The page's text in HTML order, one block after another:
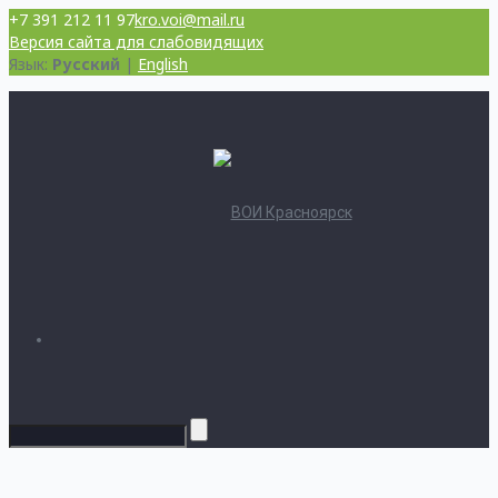
+7 391 212 11 97kro.voi@mail.ru
Версия сайта для слабовидящих
Язык: Русский | English